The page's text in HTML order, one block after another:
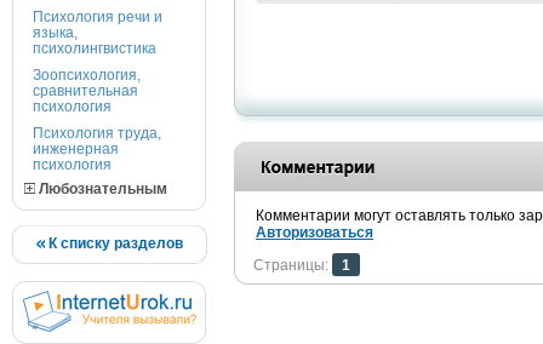
Психология речи и
языка,
психолингвистика
Зоопсихология,
сравнительная
психология
Психология труда,
инженерная
психология
Любознательным
К списку разделов
Комментарии могут оставлять только
Авторизоваться
Страницы:
1